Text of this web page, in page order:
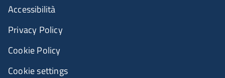
Accessibilità
Privacy Policy
Cookie Policy
Cookie settings